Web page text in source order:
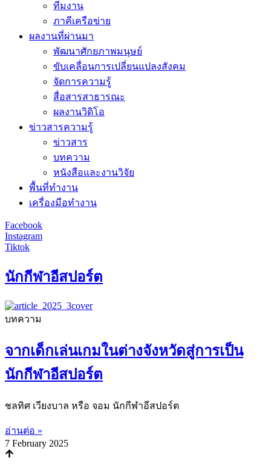
ทีมงาน
ภาคีเครือข่าย
ผลงานที่ผ่านมา
พัฒนาศักยภาพมนุษย์
ขับเคลื่อนการเปลี่ยนแปลงสังคม
จัดการความรู้
สื่อสารสาธารณะ
ผลงานวิดิโอ
ข่าวสารความรู้
ข่าวสาร
บทความ
หนังสือและงานวิจัย
พื้นที่ทำงาน
เครื่องมือทำงาน
Facebook
Instagram
Tiktok
นักกีฬาอีสปอร์ต
บทความ
จากเด็กเล่นเกมในต่างจังหวัดสู่การเป็น
นักกีฬาอีสปอร์ต
ชลทิศ เวียงบาล หรือ จอม นักกีฬาอีสปอร์ต
อ่านต่อ »
7 February 2025